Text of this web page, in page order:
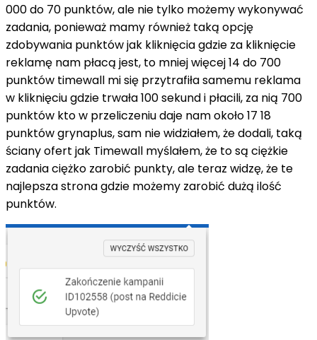
000 do 70 punktów, ale nie tylko możemy wykonywać
zadania, ponieważ mamy również taką opcję
zdobywania punktów jak kliknięcia gdzie za kliknięcie
reklamę nam płacą jest, to mniej więcej 14 do 700
punktów timewall mi się przytrafiła samemu reklama
w kliknięciu gdzie trwała 100 sekund i płacili, za nią 700
punktów kto w przeliczeniu daje nam około 17 18
punktówgrynaplus, sam nie widziałem, że dodali, taką
ściany ofert jak Timewall myślałem, że to są ciężkie
zadania ciężko zarobić punkty, ale teraz widzę, że te
najlepsza strona gdzie możemy zarobić dużą ilość
punktów.